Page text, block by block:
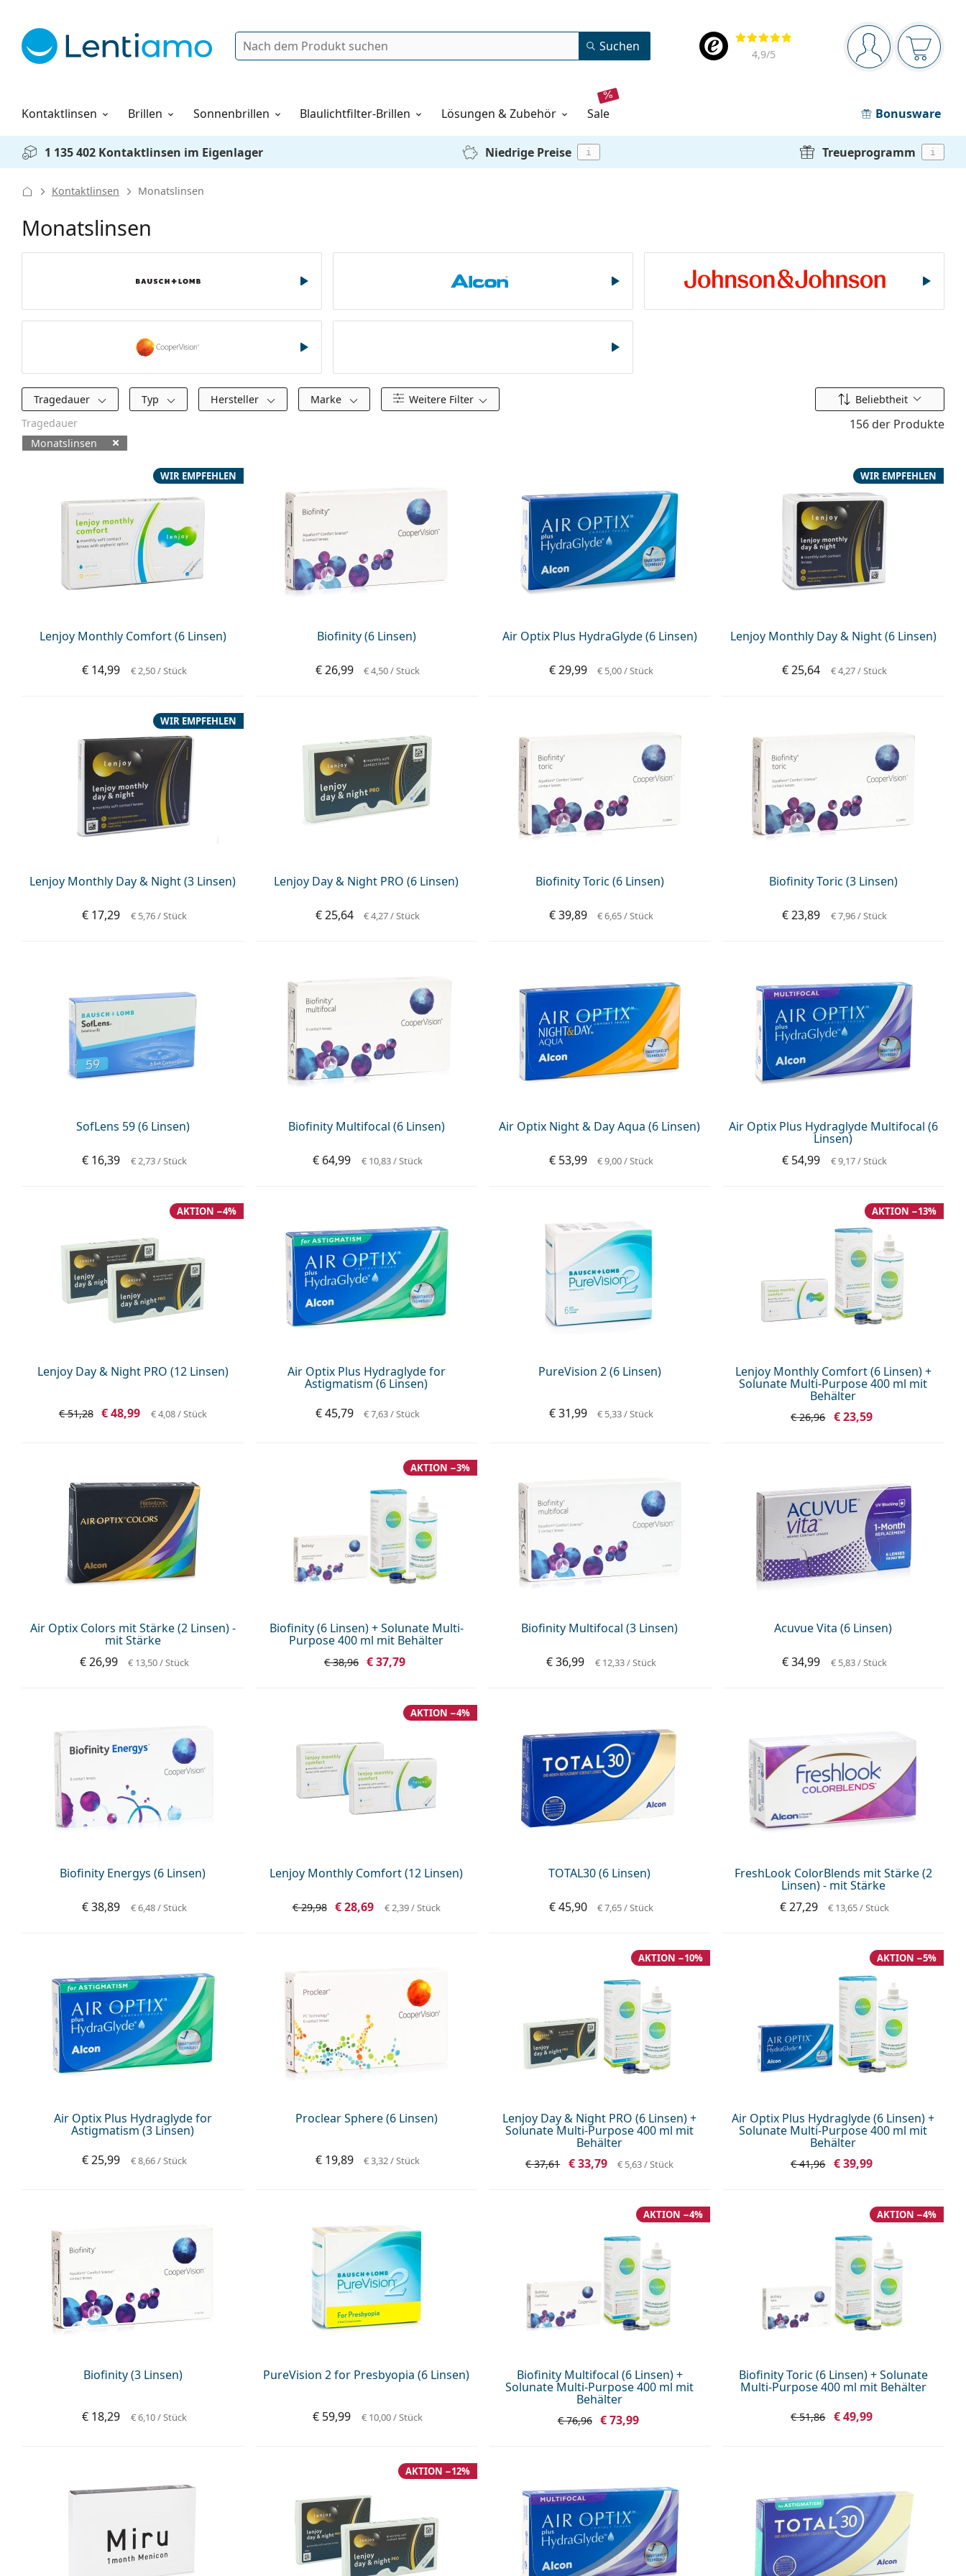
Navigationsleiste
Sie sind Der
Bewertung
4,9/5
Suche Suchen
Kontaktlinsen
Pflegemittel Brillen Sonnenbrillen Blaulichtfilter-Brillen Lösungen & Zubehör sale Bonusware
Alles über den Einkauf
1 135 402 Kontaktlinsen im Eigenlager Niedrige Preise i Treueprogramm i
Kontaktlinsen Monatslinsen
Monatslinsen
Johnson & Johnson
Filter
Tragedauer Typ Hersteller Marke Weitere Filter Ordnen nach
Beliebtheit
Tragedauer
Monatslinsen
156 der Produkte
Verfügbare Produkte
Lenjoy Monthly Comfort (6 Linsen)
WIR EMPFEHLEN
€ 14,99 € 2,50/ Stück
Biofinity (6 Linsen)
€ 26,99 € 4,50/ Stück
Air Optix Plus HydraGlyde (6 Linsen)
€ 29,99 € 5,00/ Stück
Lenjoy Monthly Day & Night (6 Linsen)
WIR EMPFEHLEN
€ 25,64 € 4,27/ Stück
Lenjoy Monthly Day & Night (3 Linsen)
WIR EMPFEHLEN
€ 17,29 € 5,76/ Stück
Lenjoy Day & Night PRO (6 Linsen)
€ 25,64 € 4,27/ Stück
Biofinity Toric (6 Linsen)
€ 39,89 € 6,65/ Stück
Biofinity Toric (3 Linsen)
€ 23,89 € 7,96/ Stück
SofLens 59 (6 Linsen)
€ 16,39 € 2,73/ Stück
Biofinity Multifocal (6 Linsen)
€ 64,99 € 10,83/ Stück
Air Optix Night & Day Aqua (6 Linsen)
€ 53,99 € 9,00/ Stück
Air Optix Plus Hydraglyde Multifocal (6
Linsen)
€ 54,99
€ 9,17/ Stück
Lenjoy Day & Night PRO (12 Linsen)
AKTION −4%
€ 51,28 € 48,99 € 4,08/ Stück
Air Optix Plus Hydraglyde for
Astigmatism (6 Linsen)
€ 45,79
€ 7,63/ Stück
PureVision 2 (6 Linsen)
€ 31,99 € 5,33/ Stück
Lenjoy Monthly Comfort (6 Linsen) +
Solunate Multi-Purpose 400 ml mit
Behälter
AKTION −13%
€ 26,96 € 23,59
Air Optix Colors mit Stärke (2 Linsen) -
mit Stärke
€ 26,99
€ 13,50/ Stück
Biofinity (6 Linsen) + Solunate Multi-
Purpose 400 ml mit Behälter
AKTION −3%
€ 38,96 € 37,79
Biofinity Multifocal (3 Linsen)
€ 36,99 € 12,33/ Stück
Acuvue Vita (6 Linsen)
€ 34,99 € 5,83/ Stück
Biofinity Energys (6 Linsen)
€ 38,89 € 6,48/ Stück
Lenjoy Monthly Comfort (12 Linsen)
AKTION −4%
€ 29,98 € 28,69 € 2,39/ Stück
TOTAL30 (6 Linsen)
€ 45,90 € 7,65/ Stück
FreshLook ColorBlends mit Stärke (2
Linsen) - mit Stärke
€ 27,29
€ 13,65/ Stück
Air Optix Plus Hydraglyde for
Astigmatism (3 Linsen)
€ 25,99
€ 8,66/ Stück
Proclear Sphere (6 Linsen)
€ 19,89 € 3,32/ Stück
Lenjoy Day & Night PRO (6 Linsen) +
Solunate Multi-Purpose 400 ml mit
Behälter
AKTION −10%
€ 37,61 € 33,79 € 5,63/ Stück
Air Optix Plus Hydraglyde (6 Linsen) +
Solunate Multi-Purpose 400 ml mit
Behälter
AKTION −5%
€ 41,96 € 39,99
Biofinity (3 Linsen)
€ 18,29 € 6,10/ Stück
PureVision 2 for Presbyopia (6 Linsen)
€ 59,99 € 10,00/ Stück
Biofinity Multifocal (6 Linsen) +
Solunate Multi-Purpose 400 ml mit
Behälter
AKTION −4%
€ 76,96 € 73,99
Biofinity Toric (6 Linsen) + Solunate
Multi-Purpose 400 ml mit Behälter
AKTION −4%
€ 51,86 € 49,99
AKTION −12%